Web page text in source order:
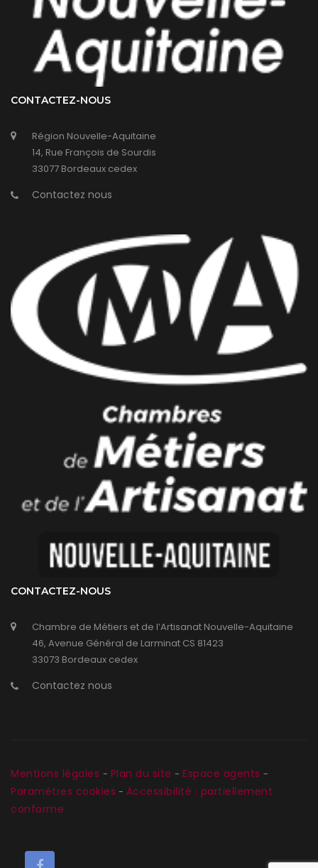
CONTACTEZ-NOUS
Région Nouvelle-Aquitaine
14, Rue François de Sourdis
33077 Bordeaux cedex
Contactez nous
CONTACTEZ-NOUS
Chambre de Métiers et de l’Artisanat Nouvelle-Aquitaine
46, Avenue Général de Larminat CS 81423
33073 Bordeaux cedex
Contactez nous
Mentions légales - Plan du site - Espace agents -
Paramètres cookies - Accessibilité : partiellement
conforme